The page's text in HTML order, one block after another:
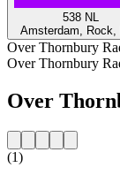
538 NL
Amsterdam, Rock,
Over Thornbury
Over Thornbury
Over
(1)